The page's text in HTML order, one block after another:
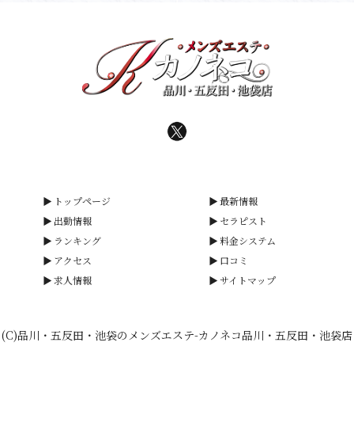
トップページ
最新情報
出勤情報
セラピスト
ランキング
料金システム
アクセス
口コミ
求人情報
サイトマップ
(C)品川・五反田・池袋のメンズエステ-カノネコ品川・五反田・池袋店